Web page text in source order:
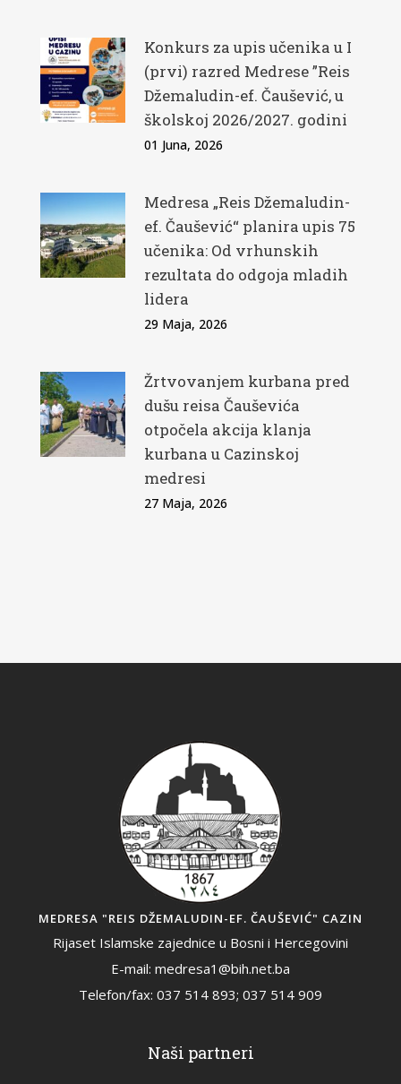
Konkurs za upis učenika u I
(prvi) razred Medrese ”Reis
Džemaludin-ef. Čaušević, u
školskoj 2026/2027. godini
01 Juna, 2026
Medresa „Reis Džemaludin-
ef. Čaušević“ planira upis 75
učenika: Od vrhunskih
rezultata do odgoja mladih
lidera
29 Maja, 2026
Žrtvovanjem kurbana pred
dušu reisa Čauševića
otpočela akcija klanja
kurbana u Cazinskoj
medresi
27 Maja, 2026
MEDRESA "REIS DŽEMALUDIN-EF. ČAUŠEVIĆ" CAZIN
Rijaset Islamske zajednice u Bosni i Hercegovini
E-mail: medresa1@bih.net.ba
Telefon/fax: 037 514 893; 037 514 909
Naši partneri